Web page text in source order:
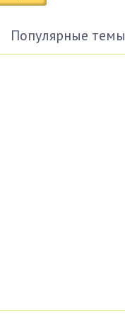
Популярные темы